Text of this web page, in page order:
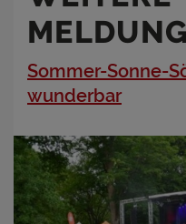
Sommer-Sonne-
wunderbar